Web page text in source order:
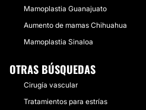
Mamoplastia Guanajuato
Aumento de mamas Chihuahua
Mamoplastia Sinaloa
OTRAS BÚSQUEDAS
Cirugía vascular
Tratamientos para estrías